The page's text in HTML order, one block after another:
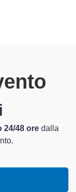
24/48 ore dalla